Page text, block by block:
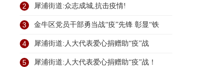
保
2 犀浦街道:众志成城,抗击疫情!
3 金牛区党员干部勇当战“疫”先锋 彰显“铁
4 犀浦街道:人大代表爱心捐赠助“疫”战
5 犀浦街道:人大代表爱心捐赠助“疫”战！